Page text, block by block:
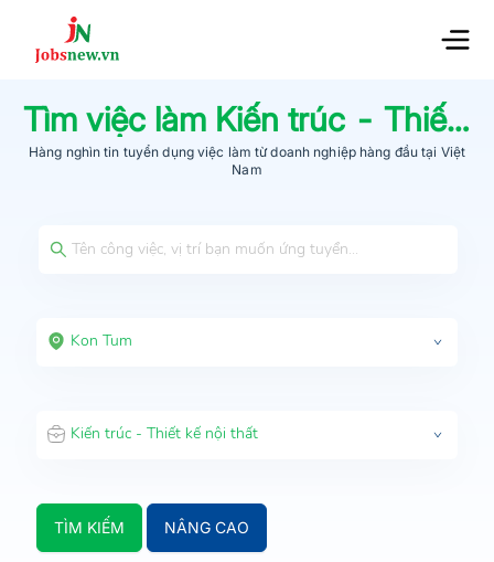
Tìm việc làm Kiến trúc - Thiết kế nội thất
Hàng nghìn tin tuyển dụng việc làm từdoanh nghiệp hàng đầu tại Việt
Nam
Kon Tum
Kiến trúc - Thiết kế nội thất
TÌM KIẾM NÂNG CAO